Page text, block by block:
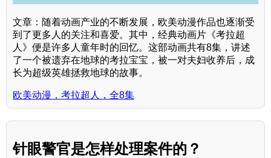
文章：随着动画产业的不断发展，欧美动漫作品也逐渐受
到了更多人的关注和喜爱。其中，经典动画片《考拉超
人》便是许多人童年时的回忆。这部动画共有8集，讲述
了一个被遗弃在地球的考拉宝宝，被一对夫妇收养后，成
长为超级英雄拯救地球的故事。
欧美动漫，考拉超人，全8集
针眼警官是怎样处理案件的？